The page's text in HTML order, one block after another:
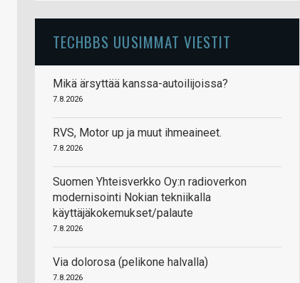
TECHBBS UUSIMMAT VIESTIT
Mikä ärsyttää kanssa-autoilijoissa?
7.8.2026
RVS, Motor up ja muut ihmeaineet.
7.8.2026
Suomen Yhteisverkko Oy:n radioverkon
modernisointi Nokian tekniikalla
käyttäjäkokemukset/palaute
7.8.2026
Via dolorosa (pelikone halvalla)
7.8.2026